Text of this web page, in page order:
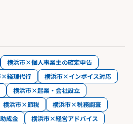
横浜市×個人事業主の確定申告
×経理代行
横浜市×インボイス対応
横浜市×起業・会社設立
横浜市×節税
横浜市×税務調査
成金
横浜市×経営アドバイス